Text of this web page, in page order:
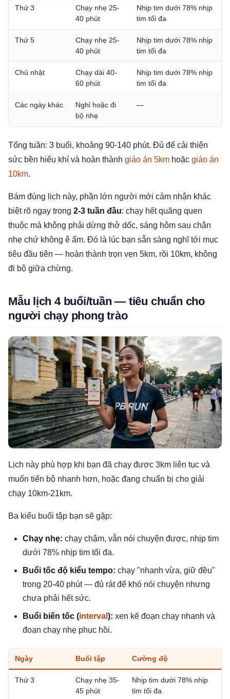
Thứ 3
Chạy nhẹ 25-
40 phút
Nhịp tim dưới 78% nhịp
tim tối đa
Thứ 5
Chạy nhẹ 25-
40 phút
Nhịp tim dưới 78% nhịp
tim tối đa
Chủ nhật
Chạy dài 40-
60 phút
Nhịp tim dưới 78% nhịp
tim tối đa
Các ngày khác
Nghỉ hoặc đi
bộ nhẹ
—
Tổng tuần: 3 buổi, khoảng 90-140 phút. Đủ để cải thiện
sức bền hiếu khí và hoàn thành giáo án 5km hoặc giáo án
10km.
Bám đúng lịch này, phần lớn người mới cảm nhận khác
biệt rõ ngay trong 2-3 tuần đầu: chạy hết quãng quen
thuộc mà không phải dừng thở dốc, sáng hôm sau chân
nhẹ chứ không ê ẩm. Đó là lúc bạn sẵn sàng nghĩ tới mục
tiêu đầu tiên — hoàn thành trọn vẹn 5km, rồi 10km, không
đi bộ giữa chừng.
Mẫu lịch 4 buổi/tuần — tiêu chuẩn cho
người chạy phong trào
Lịch này phù hợp khi bạn đã chạy được 3km liên tục và
muốn tiến bộ nhanh hơn, hoặc đang chuẩn bị cho giải
chạy 10km-21km.
Ba kiểu buổi tập bạn sẽ gặp:
Chạy nhẹ: chạy chậm, vẫn nói chuyện được, nhịp tim
dưới 78% nhịp tim tối đa.
Buổi tốc độ kiểu tempo: chạy "nhanh vừa, giữ đều"
trong 20-40 phút — đủ rát để khó nói chuyện nhưng
chưa phải hết sức.
Buổi biến tốc (interval ): xen kẽ đoạn chạy nhanh và
đoạn chạy nhẹ phục hồi.
Ngày Buổi tập Cường độ
Thứ 3
Chạy nhẹ 35-
45 phút
Nhịp tim dưới 78% nhịp
tim tối đa